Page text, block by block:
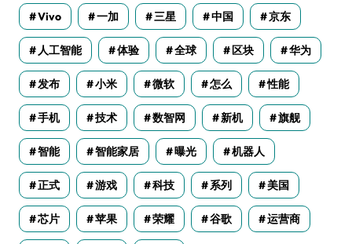
Vivo 一加 三星 中国 京东
人工智能 体验 全球 区块 华为
发布 小米 微软 怎么 性能
手机 技术 数智网 新机 旗舰
智能 智能家居 曝光 机器人
正式 游戏 科技 系列 美国
芯片 苹果 荣耀 谷歌 运营商